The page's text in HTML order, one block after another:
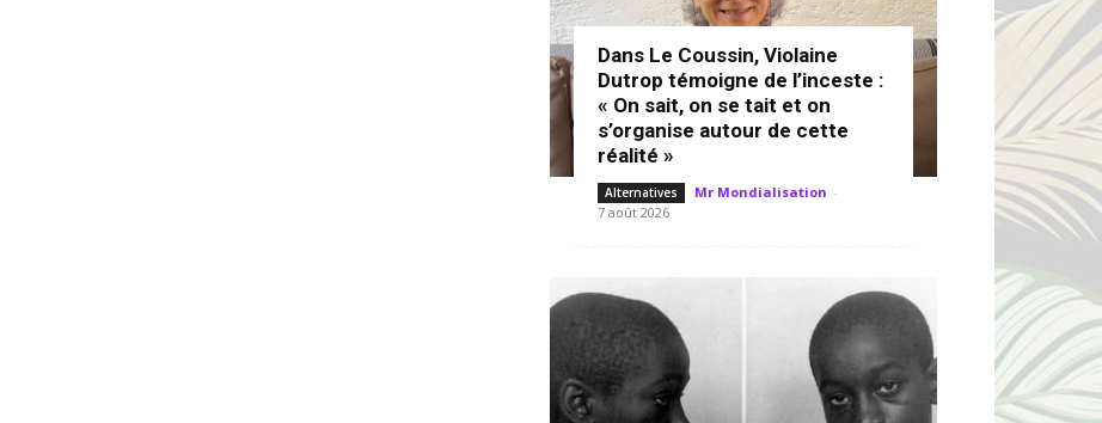
Dans Le Coussin, Violaine
Dutrop témoigne de l’inceste :
« On sait, on se tait et on
s’organise autour de cette
réalité »
Alternatives Mr Mondialisation -
7 août 2026